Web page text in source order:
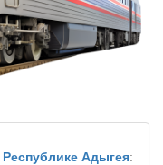
Адыгея: